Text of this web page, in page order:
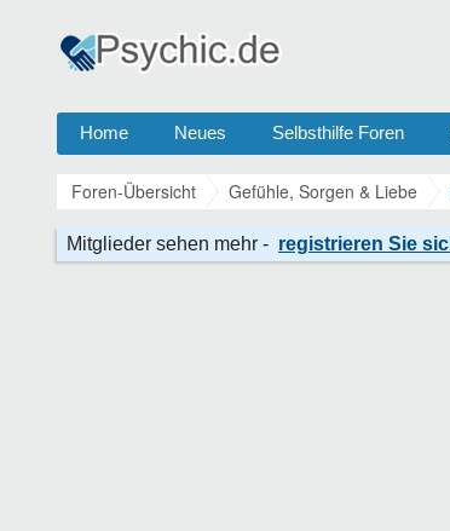
Home Neues Selbsthilfe Foren
Foren-Übersicht Gefühle, Sorgen & Liebe